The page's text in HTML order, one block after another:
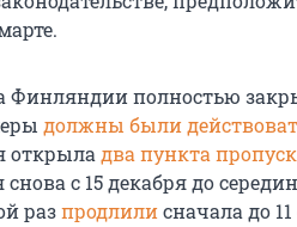
Финляндии полностью
должны были
открыла два пункта
с 15 декабря до
разпродлилисначала до